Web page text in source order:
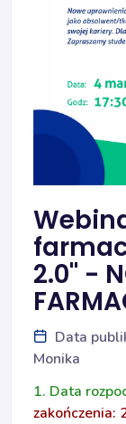
2.0" -
Data
Monika
1. Data